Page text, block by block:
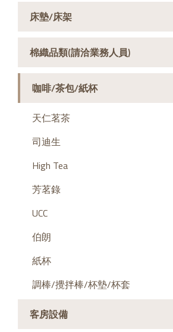
床墊/床架
棉織品類(請洽業務人員)
咖啡/茶包/紙杯
天仁茗茶
司迪生
High Tea
芳茗錄
UCC
伯朗
紙杯
調棒/攪拌棒/杯墊/杯套
客房設備